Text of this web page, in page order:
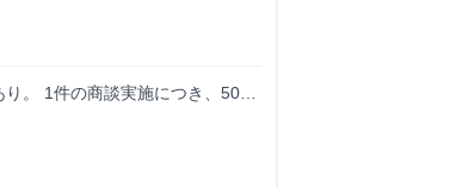
することで、インセンティブが
あなたの頑張りをしっかり評価